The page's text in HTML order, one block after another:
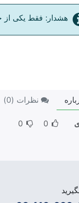
هشدار: فقط یکی از
نظرات (0
)
0
0